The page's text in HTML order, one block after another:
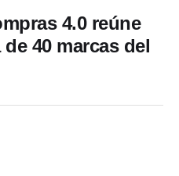
4.0 reúne
40 marcas del